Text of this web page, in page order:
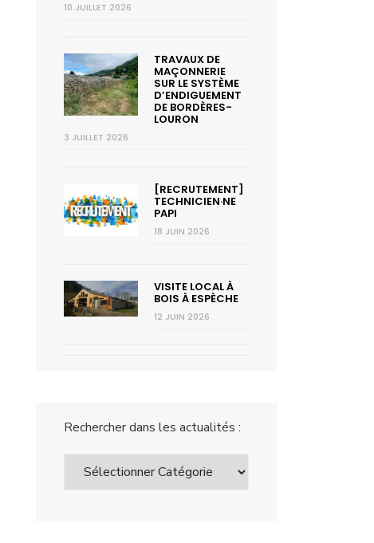
10 JUILLET 2026
TRAVAUX DE
MAÇONNERIE
SUR LE SYSTÈME
D’ENDIGUEMENT
DE BORDÈRES-
LOURON
3 JUILLET 2026
[RECRUTEMENT]
TECHNICIEN·NE
PAPI
18 JUIN 2026
VISITE LOCAL À
BOIS À ESPÈCHE
12 JUIN 2026
Rechercher dans les actualités :